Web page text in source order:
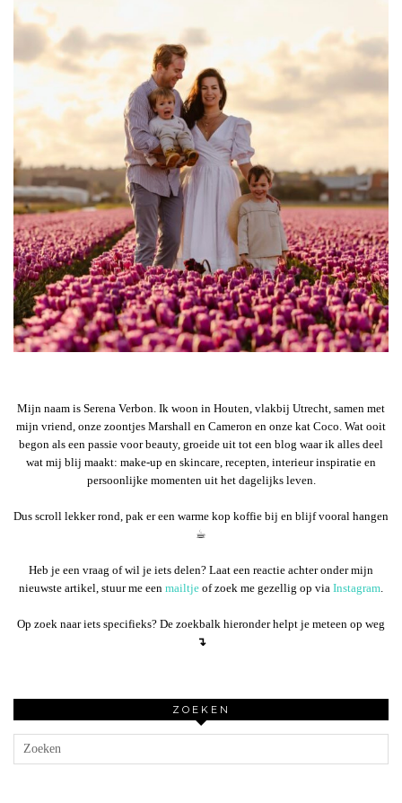
Mijn naam is Serena Verbon. Ik woon in Houten, vlakbij Utrecht, samen met
mijn vriend, onze zoontjes Marshall en Cameron en onze kat Coco. Wat ooit
begon als een passie voor beauty, groeide uit tot een blog waar ik alles deel
wat mij blij maakt: make-up en skincare, recepten, interieur inspiratie en
persoonlijke momenten uit het dagelijks leven.
Dus scroll lekker rond, pak er een warme kop koffie bij en blijf vooral hangen
☕︎
Heb je een vraag of wil je iets delen? Laat een reactie achter onder mijn
nieuwste artikel, stuur me een mailtje of zoek me gezellig op via Instagram
Op zoek naar iets specifieks? De zoekbalk hieronder helpt je meteen op weg
↴
ZOEKEN